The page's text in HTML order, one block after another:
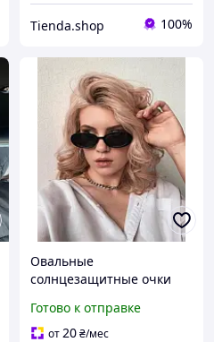
Tienda.shop 100%
Овальные
солнцезащитные очки
Accessories черные (7009)
Готово к отправке
от20₴/мес